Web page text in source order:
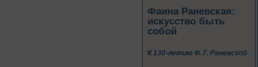
Фаина Раневская:
искусство быть
собой
К 130-летию Ф. Г. Раневской